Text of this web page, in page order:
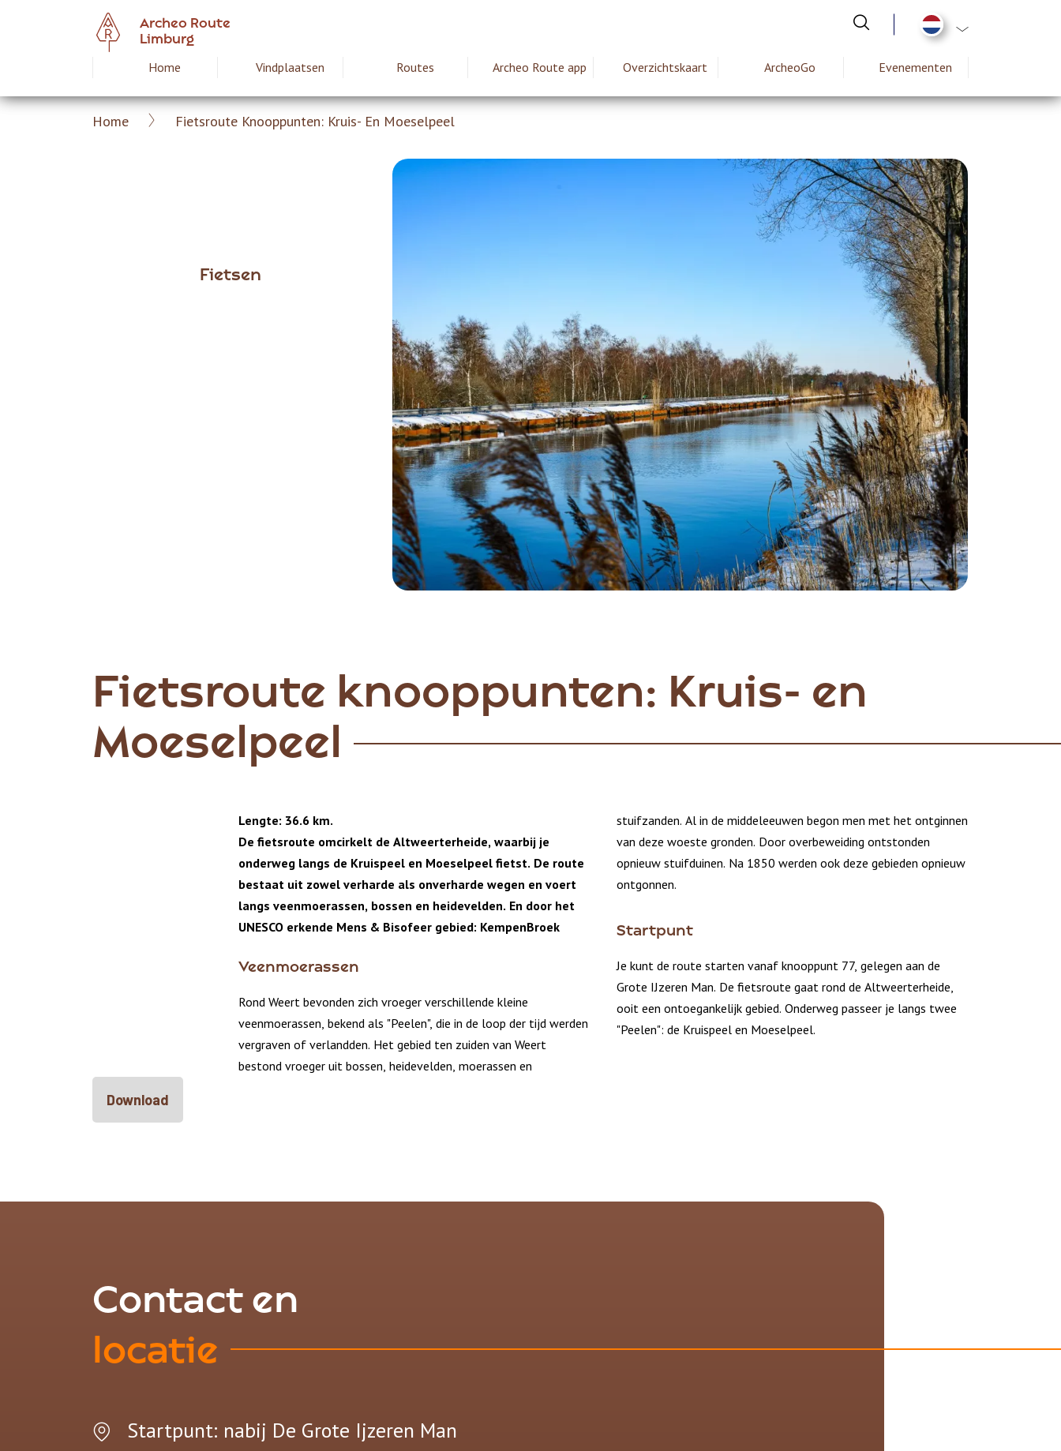
inhoud
Aanvullende
Archeo Route
Limburg
Hoofdnavigatie
Archeoroute
Home Vindplaatsen Routes Archeo Route app Overzichtskaart ArcheoGo Evenementen
Kruimelpad
Home Fietsroute Knooppunten: Kruis- En Moeselpeel
Fietsen
Fietsroute knooppunten: Kruis- en
Moeselpeel
Lengte: 36.6 km.
De fietsroute omcirkelt de Altweerterheide, waarbij je
onderweg langs de Kruispeel en Moeselpeel fietst. De route
bestaat uit zowel verharde als onverharde wegen en voert
langs veenmoerassen, bossen en heidevelden. En door het
UNESCO erkende Mens & Bisofeer gebied: KempenBroek
Veenmoerassen
Rond Weert bevonden zich vroeger verschillende kleine
veenmoerassen, bekend als "Peelen", die in de loop der tijd werden
vergraven of verlandden. Het gebied ten zuiden van Weert
bestond vroeger uit bossen, heidevelden, moerassen en
stuifzanden. Al in de middeleeuwen begon men met het ontginnen
van deze woeste gronden. Door overbeweiding ontstonden
opnieuw stuifduinen. Na 1850 werden ook deze gebieden opnieuw
ontgonnen.
Startpunt
Je kunt de route starten vanaf knooppunt 77, gelegen aan de
Grote IJzeren Man. De fietsroute gaat rond de Altweerterheide,
ooit een ontoegankelijk gebied. Onderweg passeer je langs twee
"Peelen": de Kruispeel en Moeselpeel.
Download
Contact en
locatie
Startpunt: nabij De Grote Ijzeren Man